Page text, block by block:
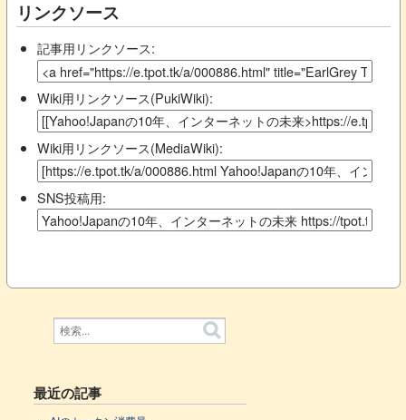
リンクソース
記事用リンクソース:
Wiki用リンクソース(PukiWiki):
Wiki用リンクソース(MediaWiki):
SNS投稿用:
最近の記事